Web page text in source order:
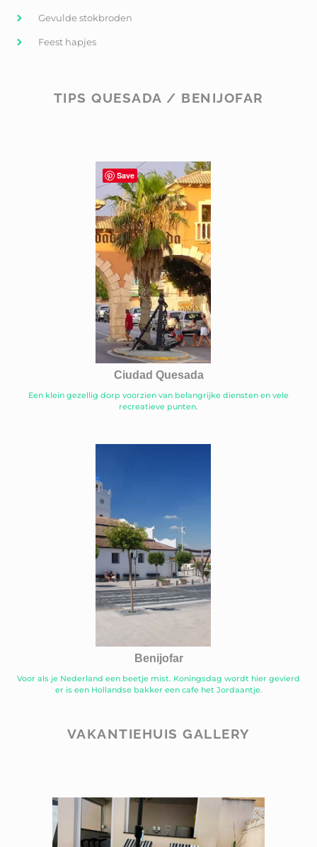
Gevulde stokbroden
Feest hapjes
TIPS QUESADA / BENIJOFAR
Ciudad Quesada
Een klein gezellig dorp voorzien van belangrijke diensten en vele
recreatieve punten.
Benijofar
Voor als je Nederland een beetje mist. Koningsdag wordt hier gevierd
er is een Hollandse bakker een cafe het Jordaantje.
VAKANTIEHUIS GALLERY
Save